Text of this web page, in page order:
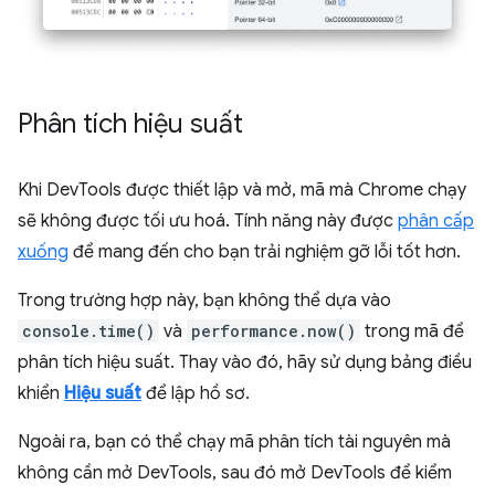
Phân tích hiệu suất
Khi DevTools được thiết lập và mở, mã mà Chrome chạy
sẽ không được tối ưu hoá. Tính năng này được phân cấp
xuống để mang đến cho bạn trải nghiệm gỡ lỗi tốt hơn.
Trong trường hợp này, bạn không thể dựa vào
console.time() và performance.now() trong mã để
phân tích hiệu suất. Thay vào đó, hãy sử dụng bảng điều
khiển Hiệu suất để lập hồ sơ.
Ngoài ra, bạn có thể chạy mã phân tích tài nguyên mà
không cần mở DevTools, sau đó mở DevTools để kiểm